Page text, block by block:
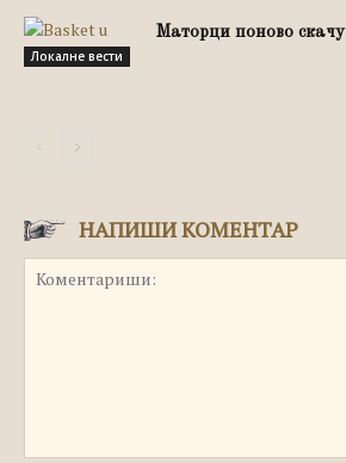
Локалне вести
Маторци поново скачу
НАПИШИ КОМЕНТАР